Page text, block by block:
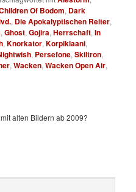
Of Bodom, Dark
, Die Apokalyptischen Reiter,
,Ghost,Gojira,Herrschaft,In
,Knorkator,Korpiklaani,
, Persefone,Skiltron,
,Wacken,Wacken Open Air,
mit alten Bildern ab 2009?